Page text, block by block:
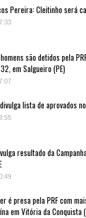
Pereira: Cleitinho será
são detidos pela
em Salgueiro (PE)
lista de aprovados
resultado da
é presa pela PRF com
em Vitória da Conquista